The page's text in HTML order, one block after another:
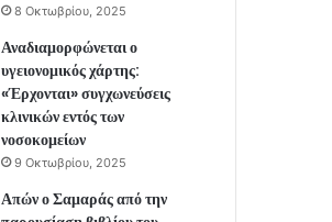
8 Οκτωβρίου, 2025
Αναδιαμορφώνεται ο
υγειονομικός χάρτης:
«Έρχονται» συγχωνεύσεις
κλινικών εντός των
νοσοκομείων
9 Οκτωβρίου, 2025
Απών ο Σαμαράς από την